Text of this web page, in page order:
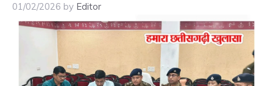
01/02/2026 by Editor